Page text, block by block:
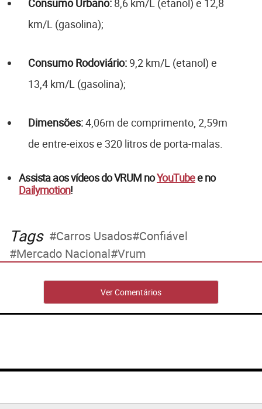
Consumo Urbano: 8,6 km/L (etanol) e 12,8
km/L (gasolina);
Consumo Rodoviário: 9,2 km/L (etanol) e
13,4 km/L (gasolina);
Dimensões:4,06m de comprimento, 2,59m
de entre-eixos e 320 litros de porta-malas.
Assista aos vídeos do VRUM noYouTubee no
Dailymotion!
Tags Carros Usados Confiável
Mercado Nacional Vrum
Ver Comentários